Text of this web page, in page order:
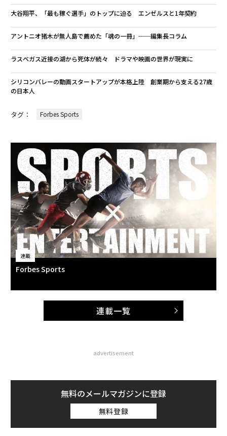
大谷翔平、「最も稼ぐ選手」のトップに迫る エンゼルスと1年契約
アントニオ猪木が無人島で薦めた「魂の一冊」──編集長コラム
ラスベガス近接の湖から死体が続々 ドラマや映画の世界が現実に
シリコンバレーの動画スタートアップが本格上陸 創業期から支える27歳
の日本人
タグ： Forbes Sports
連載
Forbes Sports
連載一覧
advertisement
無料のメールマガジンに登録
無料登録